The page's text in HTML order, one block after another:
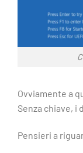
Ovviamente a
Senza chiave, i
Pensieri a